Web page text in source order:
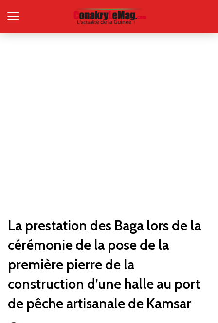
La prestation des Baga lors de la
cérémonie de la pose de la
première pierre de la
construction d’une halle au port
de pêche artisanale de Kamsar